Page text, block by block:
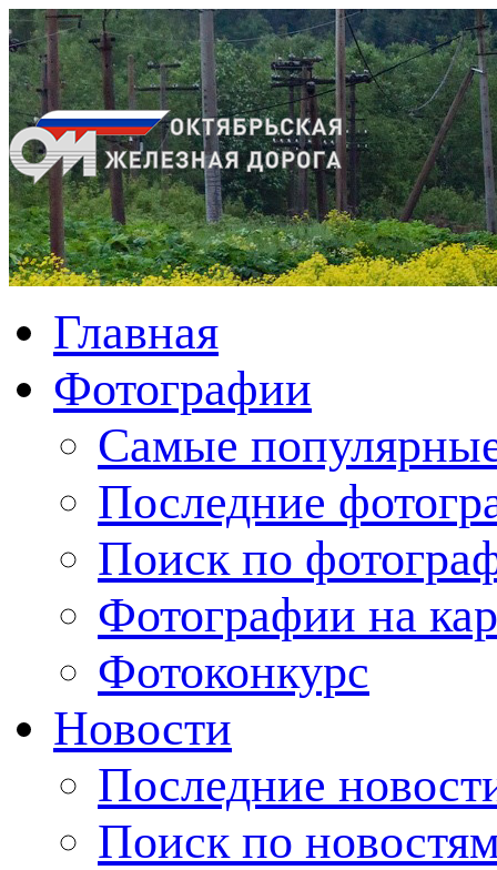
Главная
Фотографии
Cамые
Последние
Поиск по
Фотографии на
Фотоконкурс
Новости
Последние
Поиск по